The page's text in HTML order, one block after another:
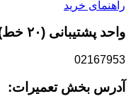
راهنمای خرید
واحد پشتیبانی (۲۰ خط):
02167953
آدرس بخش تعمیرات: